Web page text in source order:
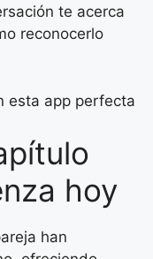
te acerca
reconocerlo
hoy
han